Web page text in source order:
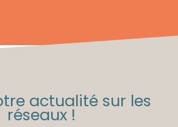
actualité sur les
réseaux !